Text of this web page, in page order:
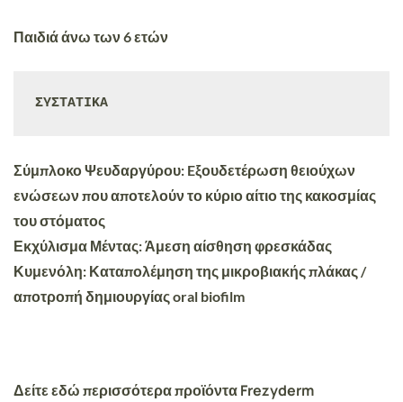
Παιδιά άνω των 6 ετών
ΣΥΣΤΑΤΙΚΑ
Σύμπλοκο Ψευδαργύρου: Eξουδετέρωση θειούχων
ενώσεων που αποτελούν το κύριο αίτιο της κακοσμίας
του στόματος
Εκχύλισμα Μέντας:Άμεση αίσθηση φρεσκάδας
Κυμενόλη: Καταπολέμηση της μικροβιακής πλάκας /
αποτροπή δημιουργίας oral biofilm
Δείτε εδώ περισσότερα προϊόντα Frezyderm